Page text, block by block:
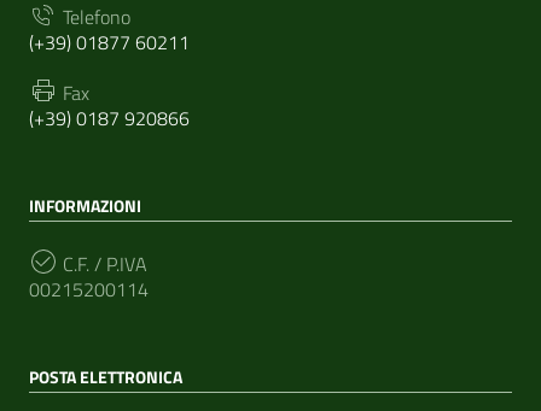
Telefono
(+39) 01877 60211
Fax
(+39) 0187 920866
INFORMAZIONI
C.F. / P.IVA
00215200114
POSTA ELETTRONICA